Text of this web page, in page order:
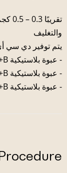
والتغليف
يتم توفير دي سي أي
- عبوة بلاستيكية A+B سعة 20 كجم.
- عبوة بلاستيكية A+B سعة 10 كجم
- عبوة بلاستيكية A+B سعة 3 كجم.